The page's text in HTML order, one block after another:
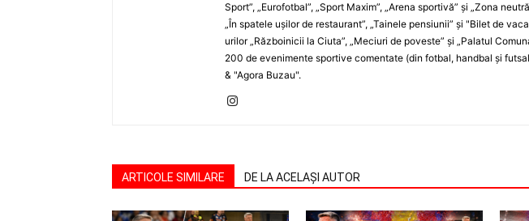
Sport”, „Eurofotbal”, „Sport Maxim”, „Arena sportivă” şi „Zona
„În spatele uşilor de restaurant”, „Tainele pensiunii” şi "Bilet de
urilor „Războinicii la Ciuta”, „Meciuri de poveste” şi „Palatul
200 de evenimente sportive comentate (din fotbal, handbal şi
& "Agora Buzau".
ARTICOLE SIMILARE DE LA ACELAȘI AUTOR